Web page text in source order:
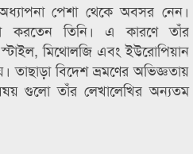
পেশা থেকে অবসর নেন।
করতেন তিনি। এ কারণে তাঁর
মিথোলজি এবং ইউরোপিয়ান
তাছাড়া বিদেশ ভ্রমণের অভিজ্ঞতায়
গুলো তাঁর লেখালেখির অন্যতম